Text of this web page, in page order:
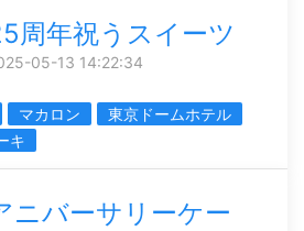
周年祝うスイーツ
05-13 14:22:34
マカロン
東京ドームホテル
キ
ニバーサリーケー